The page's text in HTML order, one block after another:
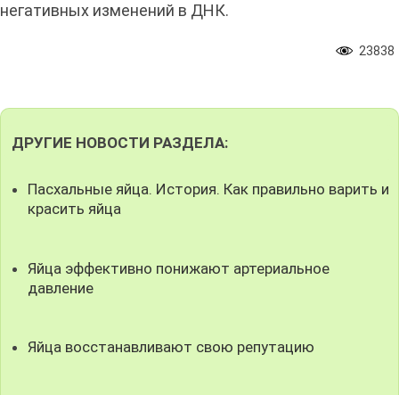
негативных изменений в ДНК.
23838
ДРУГИЕ НОВОСТИ РАЗДЕЛА:
Пасхальные яйца. История. Как правильно варить и
красить яйца
Яйца эффективно понижают артериальное
давление
Яйца восстанавливают свою репутацию